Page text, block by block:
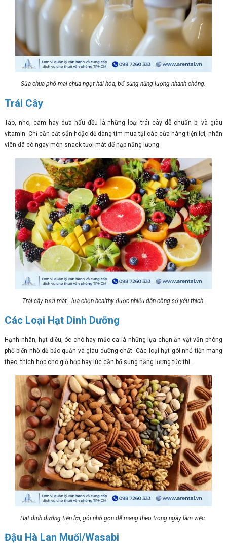
Sữa chua phô mai chua ngọt hài hòa, bổ sung năng lượng nhanh chóng.
Trái Cây
Táo, nho, cam hay dưa hấu đều là những loại trái cây dễ chuẩn bị và giàu
vitamin. Chỉ cần cắt sẵn hoặc dễ dàng tìm mua tại các cửa hàng tiện lợi, nhân
viên đã có ngay món snack tươi mát để nạp năng lượng.
Trái cây tươi mát - lựa chọn healthy được nhiều dân công sở yêu thích.
Các Loại Hạt Dinh Dưỡng
Hạnh nhân, hạt điều, óc chó hay mắc ca là những lựa chọn ăn vặt văn phòng
phổ biến nhờ dễ bảo quản và giàu dưỡng chất. Các loại hạt gói nhỏ tiện mang
theo, thích hợp cho giờ họp hay lúc cần bổ sung năng lượng tức thì.
Hạt dinh dưỡng tiện lợi, gói nhỏ gọn dễ mang theo trong ngày làm việc.
Đậu Hà Lan Muối/Wasabi